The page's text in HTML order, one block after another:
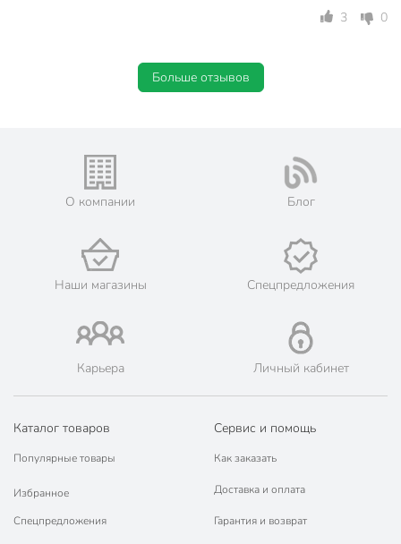
3 0
Больше отзывов
О компании Блог
Наши магазины Спецпредложения
Карьера Личный кабинет
Каталог товаров
Популярные товары
Избранное
Спецпредложения
Сервис и помощь
Как заказать
Доставка и оплата
Гарантия и возврат